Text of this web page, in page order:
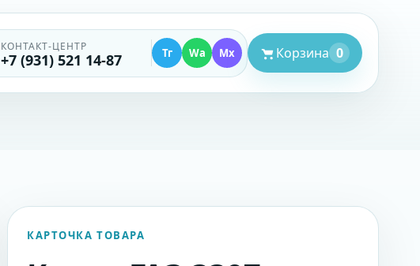
КОНТАКТ-ЦЕНТР
+7 (931) 521 14-87 Тг Wa Mx Корзина 0
КАРТОЧКА ТОВАРА